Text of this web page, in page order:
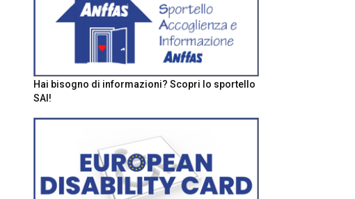
Hai bisogno di informazioni? Scopri lo sportello
SAI!